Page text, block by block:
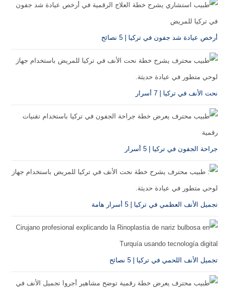
أرخص عيادة شد جفون في تركيا | 5 نصائح
نحت الأنف في تركيا | 7 أسرار
جراحة الجفون في تركيا | 5 أسرار
تجميل الأنف العظمي في تركيا | 5 أسرار هامة
تجميل الأنف اللحمي في تركيا | 5 نصائح